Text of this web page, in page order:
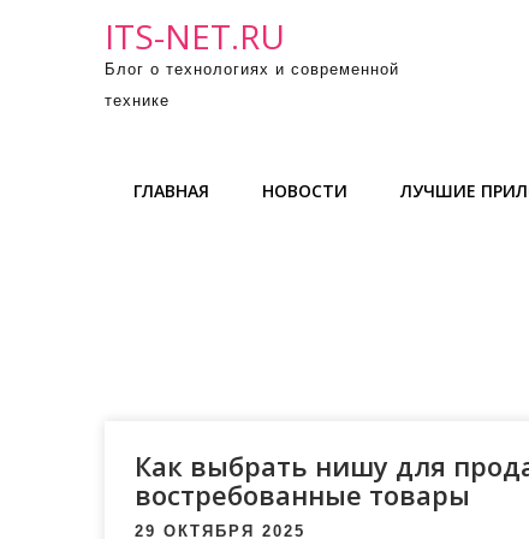
ITS-NET.RU
Блог о технологиях и современной
технике
ГЛАВНАЯ НОВОСТИ ЛУЧШИЕ
Как выбрать нишу для
востребованные товары
29 ОКТЯБРЯ 2025